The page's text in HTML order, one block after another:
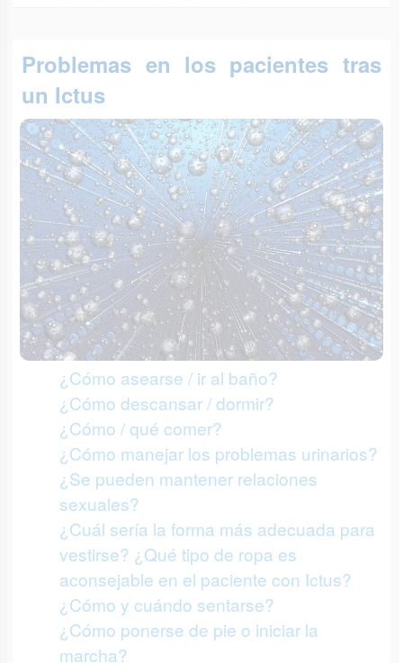
Problemas en los pacientes tras
un Ictus
¿Cómo asearse / ir al baño?
¿Cómo descansar / dormir?
¿Cómo / qué comer?
¿Cómo manejar los problemas urinarios?
¿Se pueden mantener relaciones
sexuales?
¿Cuál sería la forma más adecuada para
vestirse? ¿Qué tipo de ropa es
aconsejable en el paciente con Ictus?
¿Cómo y cuándo sentarse?
¿Cómo ponerse de pie o iniciar la
marcha?